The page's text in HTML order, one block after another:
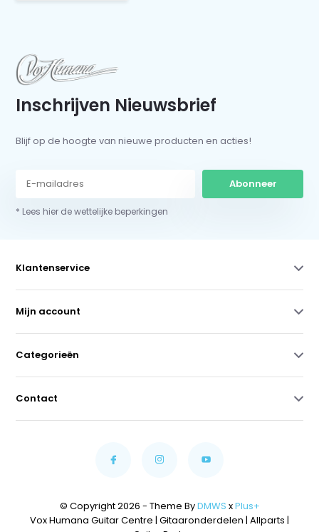
Inschrijven Nieuwsbrief
Blijf op de hoogte van nieuwe producten en acties!
Abonneer
* Lees hier de wettelijke beperkingen
Klantenservice
Mijn account
Categorieën
Contact
© Copyright 2026 - Theme ByDMWS xPlus+
Vox Humana Guitar Centre | Gitaaronderdelen | Allparts |